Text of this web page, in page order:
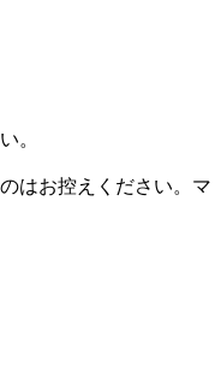
。
はお控えください。マ